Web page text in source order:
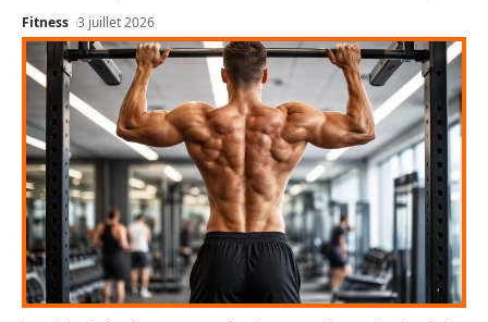
Fitness 3 juillet 2026